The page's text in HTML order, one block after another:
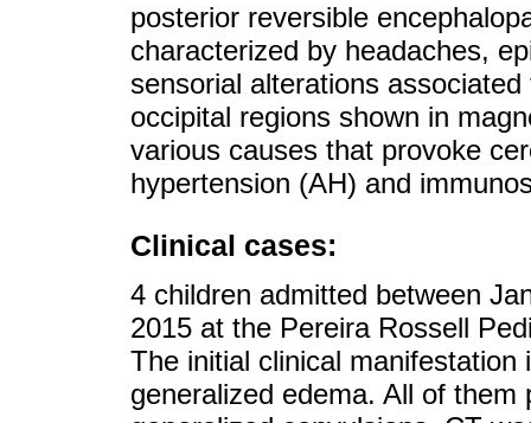
posterior reversible
characterized by headaches,
sensorial alterations
occipital regions shown in
various causes that provoke
hypertension (AH) and
Clinical cases:
4 children admitted between
2015 at the Pereira Rossell
The initial clinical
generalized edema. All of